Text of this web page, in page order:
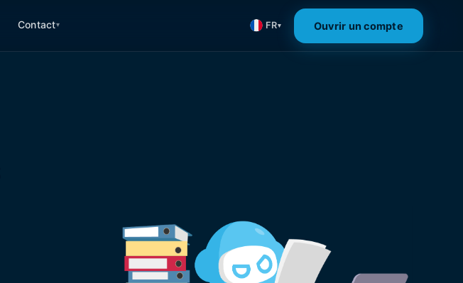
Contact▾ FR▾ Ouvrir un compte